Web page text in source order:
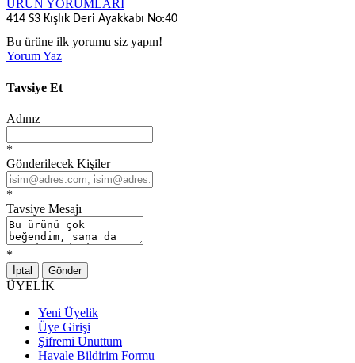
ÜRÜN YORUMLARI
414 S3 Kışlık Deri Ayakkabı No:40
Bu ürüne ilk yorumu siz yapın!
Yorum Yaz
Tavsiye Et
Adınız
*
Gönderilecek Kişiler
*
Tavsiye Mesajı
*
İptal Gönder
ÜYELİK
Yeni Üyelik
Üye Girişi
Şifremi Unuttum
Havale Bildirim Formu